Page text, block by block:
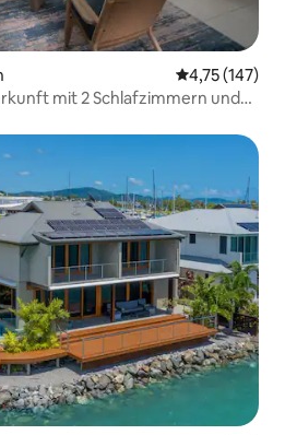
4,75 (147)
mit 2 Schlafzimmern und